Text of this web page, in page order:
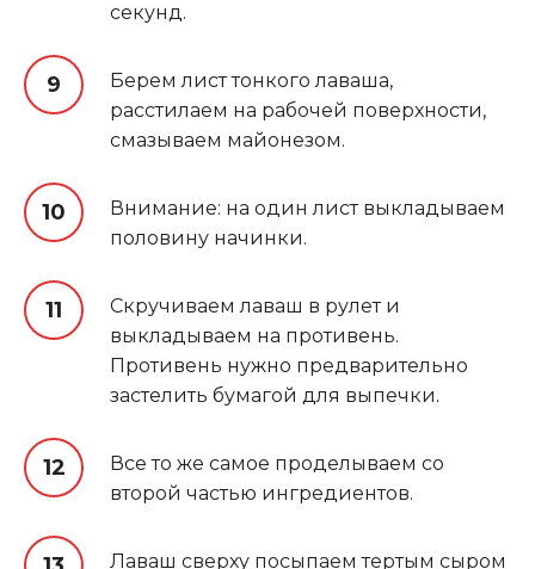
секунд.
Берем лист тонкого лаваша,
расстилаем на рабочей поверхности,
смазываем майонезом.
Внимание: на один лист выкладываем
половину начинки.
Скручиваем лаваш в рулет и
выкладываем на противень.
Противень нужно предварительно
застелить бумагой для выпечки.
Все то же самое проделываем со
второй частью ингредиентов.
Лаваш сверху посыпаем тертым сыром